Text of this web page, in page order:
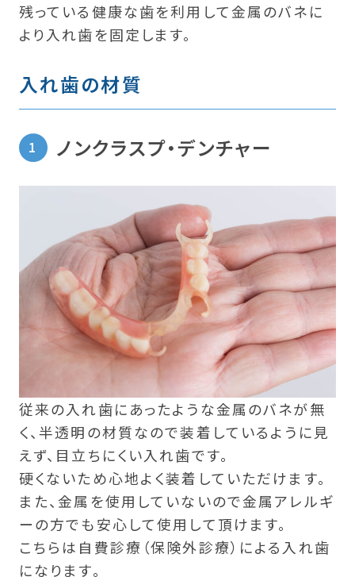
残っている健康な歯を利用して金属のバネに
より入れ歯を固定します。
入れ歯の材質
ノンクラスプ・デンチャー
従来の入れ歯にあったような金属のバネが無
く、半透明の材質なので装着しているように見
えず、目立ちにくい入れ歯です。
硬くないため心地よく装着していただけます。
また、金属を使用していないので金属アレルギ
ーの方でも安心して使用して頂けます。
こちらは自費診療（保険外診療）による入れ歯
になります。